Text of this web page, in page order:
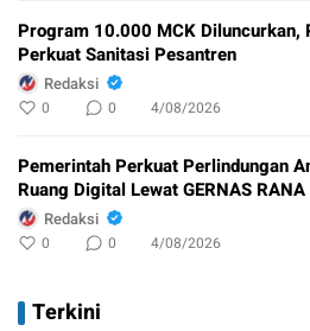
Program 10.000 MCK Diluncurkan,
Perkuat Sanitasi Pesantren
Redaksi
0 0 4/08/2026
Pemerintah Perkuat Perlindungan
Ruang Digital Lewat GERNAS RANA
Redaksi
0 0 4/08/2026
Terkini